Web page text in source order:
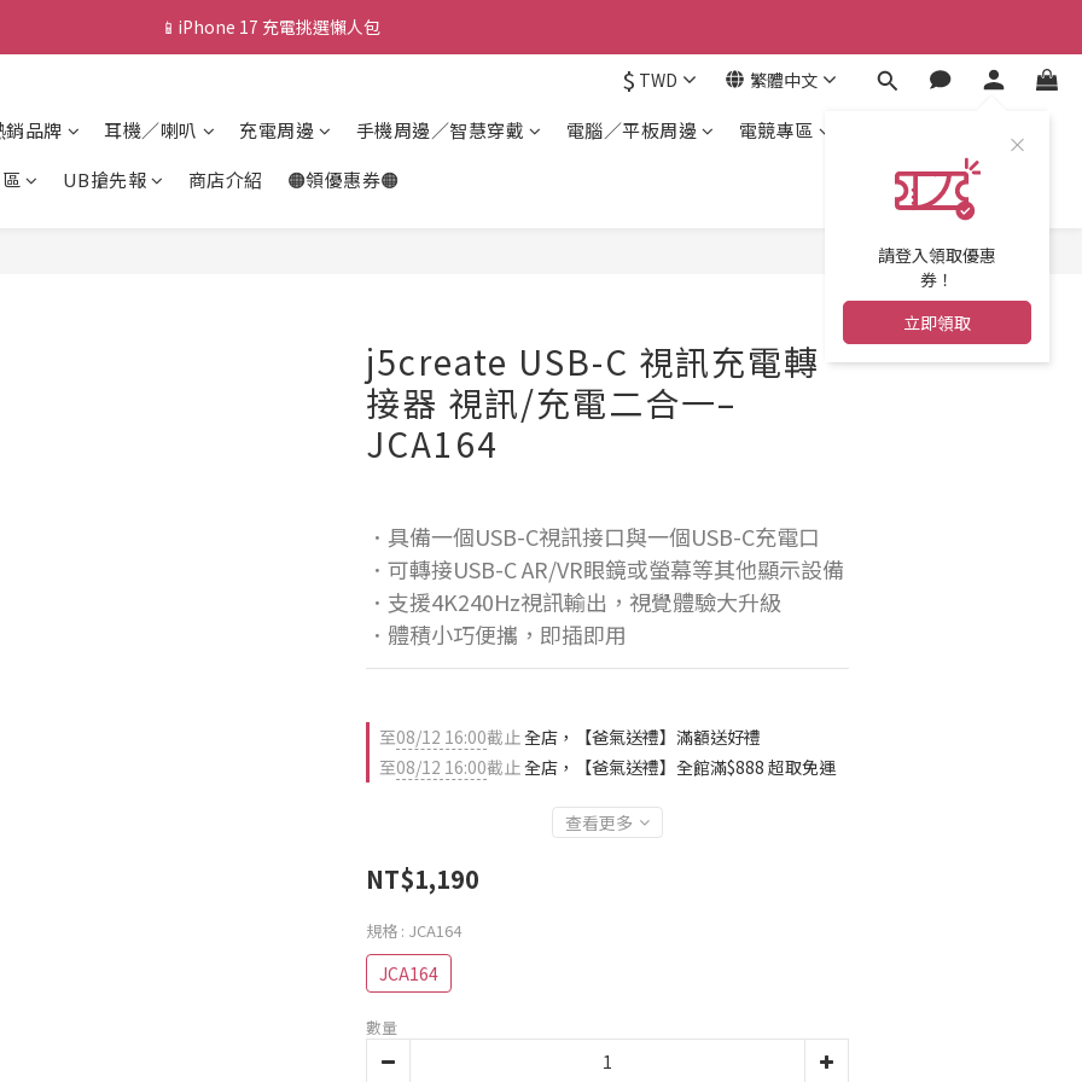
💰新會員送 $88 購物金
🎟️ 去領優惠券 ▶▶
$ TWD 繁體中文
請登入領取優惠
券！
立即領取
銷品牌 耳機／喇叭 充電周邊 手機周邊／智慧穿戴 電腦／平板周邊
電競專區
UB搶先報 商店介紹 🟠領優惠券🟠
j5create USB-C 視訊充電轉
接器 視訊/充電二合一–
JCA164
．具備一個USB-C視訊接口與一個USB-C充電口
．可轉接USB-C AR/VR眼鏡或螢幕等其他顯示設備
．支援4K240Hz視訊輸出，視覺體驗大升級
．體積小巧便攜，即插即用
至08/12 16:00截止全店，【爸氣送禮】滿額送好禮
至08/12 16:00截止全店，【爸氣送禮】全館滿$888 超取免運
查看更多
NT$1,190
規格 : JCA164
JCA164
數量